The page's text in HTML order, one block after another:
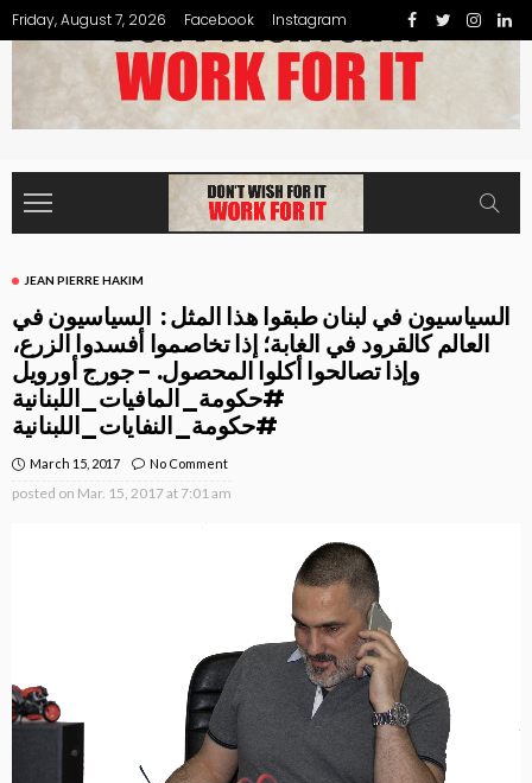
Friday, August 7, 2026 Facebook Instagram
JEAN PIERRE HAKIM
السياسيون في لبنان طبقوا هذا المثل : ‏ السياسيون في
العالم كالقرود في الغابة؛ إذا تخاصموا أفسدوا الزرع،
وإذا تصالحوا أكلوا المحصول. ‏- جورج أورويل
#حكومة_المافيات_اللبنانية
#حكومة_النفايات_اللبنانية
March 15, 2017 No Comment
posted on Mar. 15, 2017 at 7:01 am